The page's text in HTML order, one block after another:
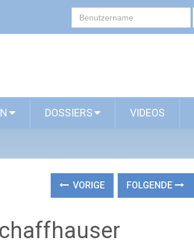
DOSSIERS VIDEOS
VORIGE FOLGENDE